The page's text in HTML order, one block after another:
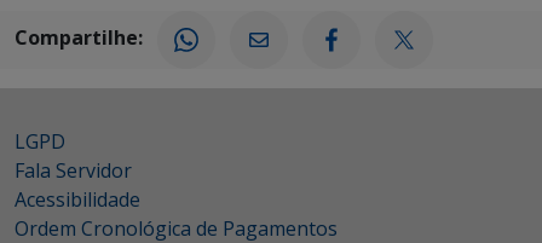
Compartilhe:
LGPD
Fala Servidor
Acessibilidade
Ordem Cronológica de Pagamentos